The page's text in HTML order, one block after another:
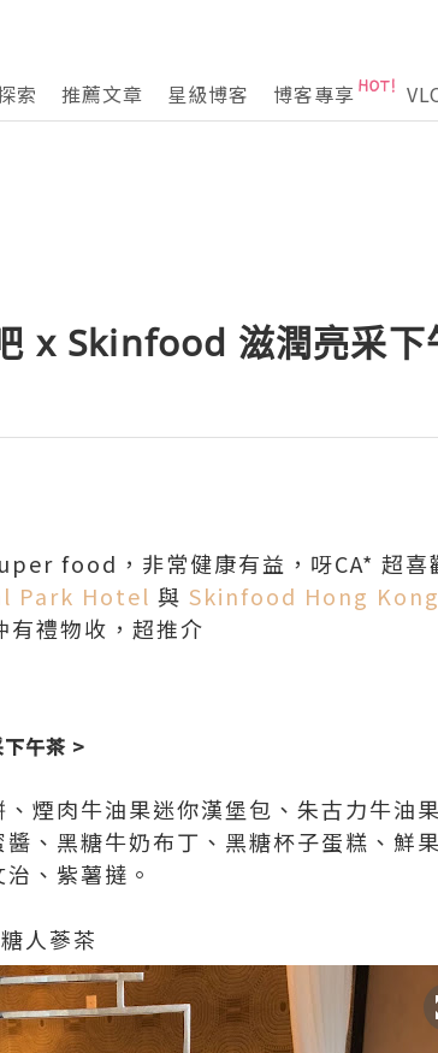
索 推薦文章 星級博客 博客專享
x Skinfood 滋潤亮采下
food，非常健康有益，呀CA* 超喜
Park Hotel 與 Skinfood Hong Kong
禮物收，超推介
午茶 >
煙肉牛油果迷你漢堡包、朱古力牛油
、黑糖牛奶布丁、黑糖杯子蛋糕、鮮
、紫薯撻。
人蔘茶